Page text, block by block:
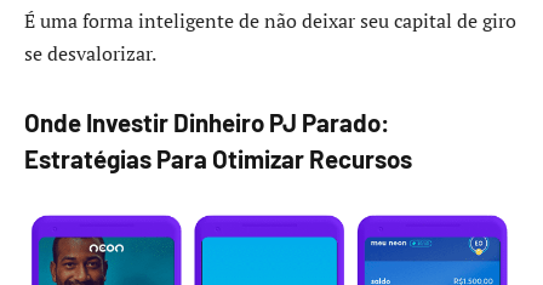
É uma forma inteligente de não deixar seu capital de giro
se desvalorizar.
Onde Investir Dinheiro PJ Parado:
Estratégias Para Otimizar Recursos